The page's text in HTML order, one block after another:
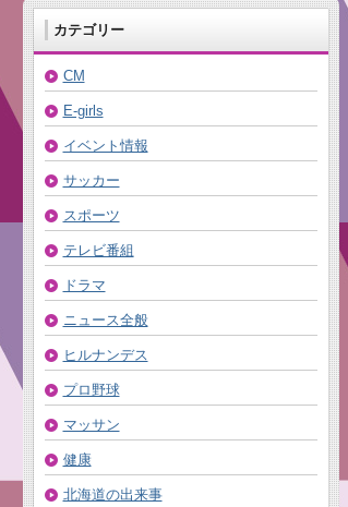
カテゴリー
CM
E-girls
イベント情報
サッカー
スポーツ
テレビ番組
ドラマ
ニュース全般
ヒルナンデス
プロ野球
マッサン
健康
北海道の出来事